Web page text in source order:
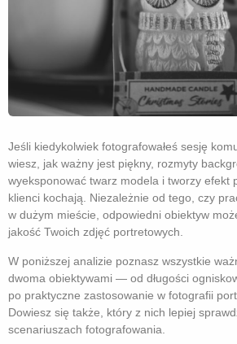
Jeśli kiedykolwiek fotografowałeś sesję
wiesz, jak ważny jest piękny, rozmyty
wyeksponować twarz modela i tworzy efekt
klienci kochają. Niezależnie od tego, czy
w dużym mieście, odpowiedni obiektyw
jakość Twoich zdjęć portretowych.
W poniższej analizie poznasz wszystkie
dwoma obiektywami — od długości
po praktyczne zastosowanie w fotografii
Dowiesz się także, który z nich lepiej
scenariuszach fotografowania.